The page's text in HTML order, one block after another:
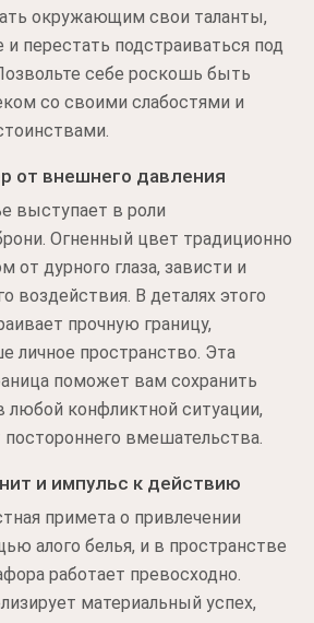
окружающим свои таланты,
перестать подстраиваться под
себе роскошь быть
со своими слабостями и
от внешнего давления
выступает в роли
Огненный цвет традиционно
от дурного глаза, зависти и
воздействия. В деталях этого
прочную границу,
пространство. Эта
поможет вам сохранить
конфликтной ситуации,
постороннего вмешательства.
и импульс к действию
примета о привлечении
алого белья, и в пространстве
работает превосходно.
материальный успех,